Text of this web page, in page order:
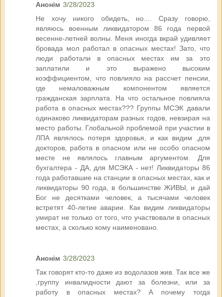
Анонім 3/28/2023
Не хочу никого обидеть, но.... Сразу говорю,
являюсь военным ликвидатором 86 года первой
весенне-летней волны. Меня иногда вкрай удивляет
бровада мол работал в опасных местах! Зато, что
люди работали в опасных местах им за это
заплатили и это выражено высоким
коэффициентом, что повлияло на рассчет пенсии,
где немаловажным компонентом является
гражданская зарплата. На что остальное повлияла
работа в опасных местах??? Группы МСЭК давали
одинаково ликвидаторам разных годов, невзирая на
место работы. Глобальной проблемой при участии в
ЛПА являлось потеря здоровья, и как видим ,для
докторов, работа в опасном или не особо опасном
месте не являлось главным аргументом. Для
бухгалтера - ДА, для МСЭКА - нет! Ликвидаторы 86
года работавшие на станции в опасных местах, как и
ликвидаторы 90 года, в большинстве ЖИВЫ, и дай
Бог не десятками человек, а тысячами человек
встретят 40-летие аварии. Как видим ликвидаторы
умират не только от того, что участвовали в опасных
местах, а сколько кому наименовано.
Анонім 3/28/2023
Так говорят кто-то даже из водолазов жив. Так все же
,группу инвалидности дают за болезни, или за
работу в опасных местах? А почему тогда